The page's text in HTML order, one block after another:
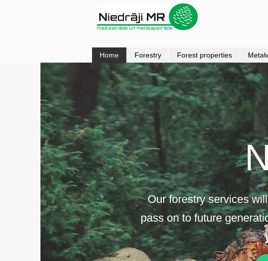
Home Forestry Forest properties
Our forestry services
pass on to future